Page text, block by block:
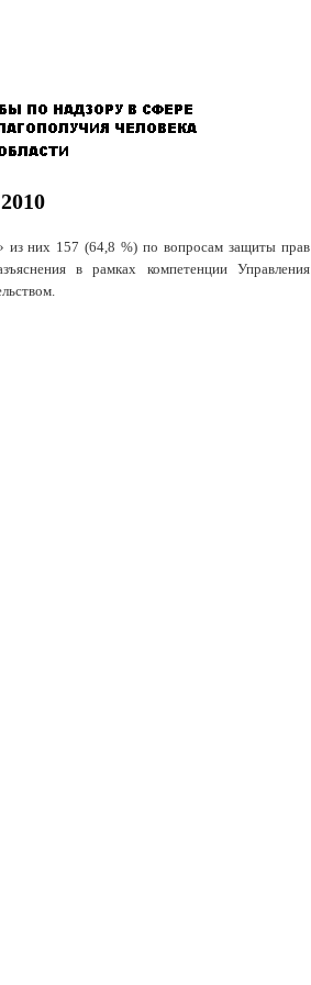
из них 157 (64,8 %) по вопросам защиты прав
в рамках компетенции Управления